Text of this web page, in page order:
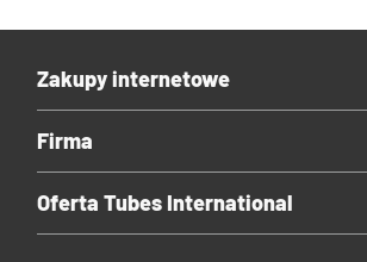
Zakupy internetowe
Firma
Oferta Tubes International